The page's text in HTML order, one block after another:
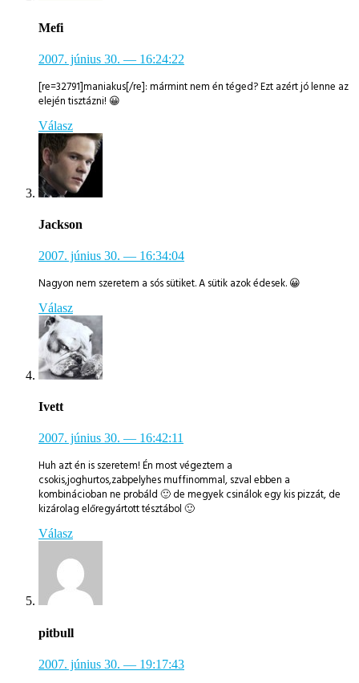
Mefi
2007. június 30. — 16:24:22
[re=32791]maniakus[/re]: mármint nem én téged? Ezt azért jó lenne az
elején tisztázni! 😀
Válasz
Jackson
2007. június 30. — 16:34:04
Nagyon nem szeretem a sós sütiket. A sütik azok édesek. 😀
Válasz
Ivett
2007. június 30. — 16:42:11
Huh azt én is szeretem! Én most végeztem a
csokis,joghurtos,zabpelyhes muffinommal, szval ebben a
kombinácioban ne probáld 🙂 de megyek csinálok egy kis pizzát, de
kizárolag előregyártott tésztábol 🙂
Válasz
pitbull
2007. június 30. — 19:17:43